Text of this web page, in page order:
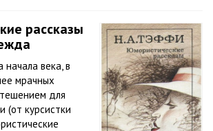
рассказы
века, в
мрачных
для
(от курсистки